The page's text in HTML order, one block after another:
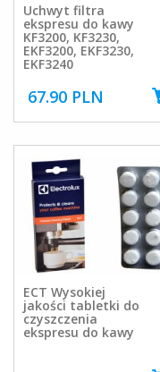
Uchwyt filtra
ekspresu do kawy
KF3200, KF3230,
EKF3200, EKF3230,
EKF3240
67.90 PLN
ECT Wysokiej
jakości tabletki do
czyszczenia
ekspresu do kawy